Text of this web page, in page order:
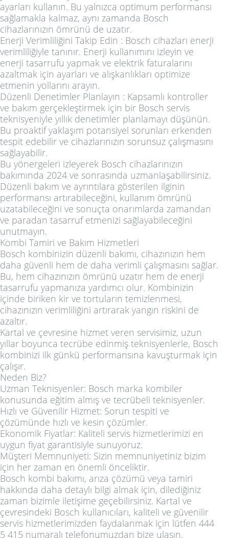
ayarları kullanın. Bu yalnızca optimum performansı
sağlamakla kalmaz, aynı zamanda Bosch
cihazlarınızın ömrünü de uzatır.
Enerji Verimliliğini Takip Edin : Bosch cihazları enerji
verimliliğiyle tanınır. Enerji kullanımını izleyin ve
enerji tasarrufu yapmak ve elektrik faturalarını
azaltmak için ayarları ve alışkanlıkları optimize
etmenin yollarını arayın.
Düzenli Denetimler Planlayın : Kapsamlı kontroller
ve bakım gerçekleştirmek için bir Bosch servis
teknisyeniyle yıllık denetimler planlamayı düşünün.
Bu proaktif yaklaşım potansiyel sorunları erkenden
tespit edebilir ve cihazlarınızın sorunsuz çalışmasını
sağlayabilir.
Bu yönergeleri izleyerek Bosch cihazlarınızın
bakımında 2024 ve sonrasında uzmanlaşabilirsiniz.
Düzenli bakım ve ayrıntılara gösterilen ilginin
performansı artırabileceğini, kullanım ömrünü
uzatabileceğini ve sonuçta onarımlarda zamandan
ve paradan tasarruf etmenizi sağlayabileceğini
unutmayın.
Kombi Tamiri ve Bakım Hizmetleri
Bosch kombinizin düzenli bakımı, cihazınızın hem
daha güvenli hem de daha verimli çalışmasını sağlar.
Bu, hem cihazınızın ömrünü uzatır hem de enerji
tasarrufu yapmanıza yardımcı olur. Kombinizin
içinde biriken kir ve tortuların temizlenmesi,
cihazınızın verimliliğini artırarak yangın riskini de
azaltır.
Kartal ve çevresine hizmet veren servisimiz, uzun
yıllar boyunca tecrübe edinmiş teknisyenlerle, Bosch
kombinizi ilk günkü performansına kavuşturmak için
çalışır.
Neden Biz?
Uzman Teknisyenler: Bosch marka kombiler
konusunda eğitim almış ve tecrübeli teknisyenler.
Hızlı ve Güvenilir Hizmet: Sorun tespiti ve
çözümünde hızlı ve kesin çözümler.
Ekonomik Fiyatlar: Kaliteli servis hizmetlerimizi en
uygun fiyat garantisiyle sunuyoruz.
Müşteri Memnuniyeti: Sizin memnuniyetiniz bizim
için her zaman en önemli önceliktir.
Bosch kombi bakımı, arıza çözümü veya tamiri
hakkında daha detaylı bilgi almak için, dilediğiniz
zaman bizimle iletişime geçebilirsiniz. Kartal ve
çevresindeki Bosch kullanıcıları, kaliteli ve güvenilir
servis hizmetlerimizden faydalanmak için lütfen 444
5 415 numaralı telefonumuzdan bize ulaşın.